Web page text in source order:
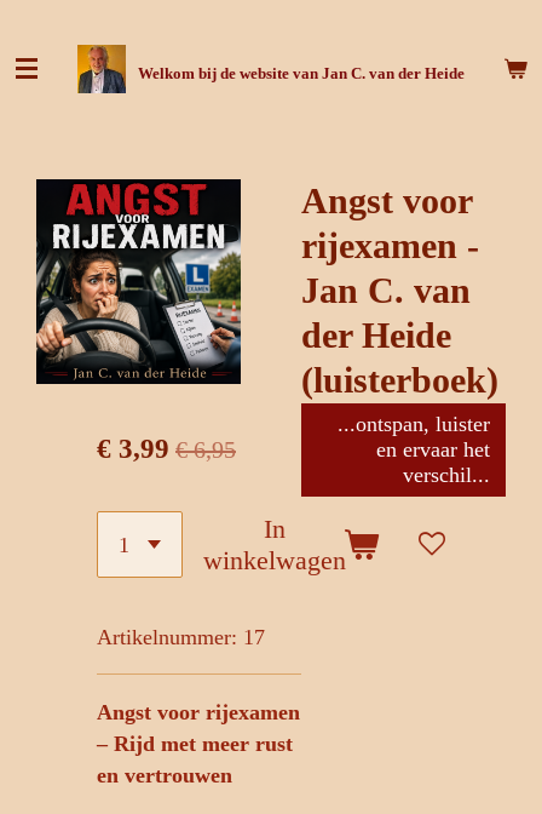
direct
Welkom bij de website van Jan C. van der Heide
Angst voor
rijexamen -
Jan C. van
der Heide
(luisterboek)
...ontspan, luister
en ervaar het
verschil...
€ 3,99 € 6,95
In
winkelwagen
Artikelnummer: 17
Angst voor rijexamen
– Rijd met meer rust
en vertrouwen